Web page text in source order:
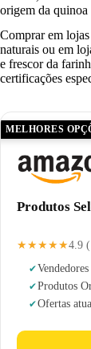
origem da quinoa
Comprar em
naturais ou em
e frescor da
certificações
MELHORES
Produtos
★★★★★4.9
Produtos
Ofertas